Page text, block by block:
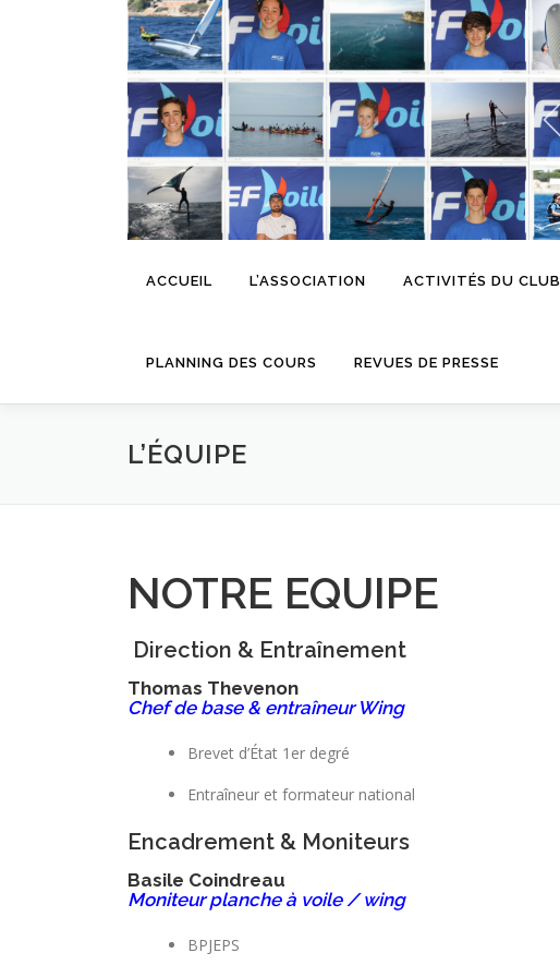
ACCUEIL L’ASSOCIATION ACTIVITÉS DU CLUB
PLANNING DES COURS REVUES DE PRESSE
L’ÉQUIPE
NOTRE EQUIPE
Direction & Entraînement
Thomas Thevenon
Chef de base & entraîneur Wing
Brevet d’État 1er degré
Entraîneur et formateur national
Encadrement & Moniteurs
Basile Coindreau
Moniteur planche à voile / wing
BPJEPS